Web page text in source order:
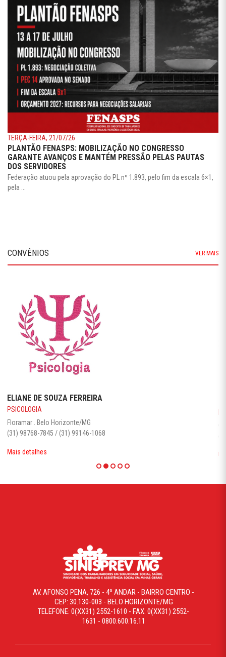
TERÇA-FEIRA, 21/07/26
PLANTÃO FENASPS: MOBILIZAÇÃO NO CONGRESSO
GARANTE AVANÇOS E MANTÉM PRESSÃO PELAS PAUTAS
DOS SERVIDORES
Federação atuou pela aprovação do PL nº 1.893, pelo fim da escala 6×1,
pela ...
CONVÊNIOS VER MAIS
ESTORIL HOTEL
HOTÉIS
Centro . Belo Horizonte
(31) 3025-9322
Mais detalhes
AV. AFONSO PENA, 726 - 4º ANDAR - BAIRRO CENTRO -
CEP: 30.130-003 - BELO HORIZONTE/MG
TELEFONE: 0(XX31) 2552-1610 - FAX: 0(XX31) 2552-
1631 - 0800.600.16.11